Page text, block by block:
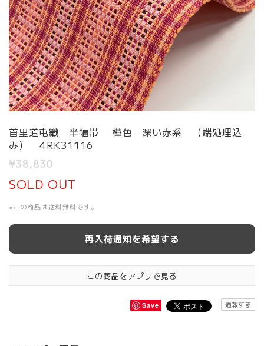
首里道屯織 半幅帯 樺色 深い赤系 （端処理込
み） 4RK31116
¥38,830
SOLD OUT
※この商品は送料無料です。
再入荷通知を希望する
この商品をアプリで見る
Save 通報する